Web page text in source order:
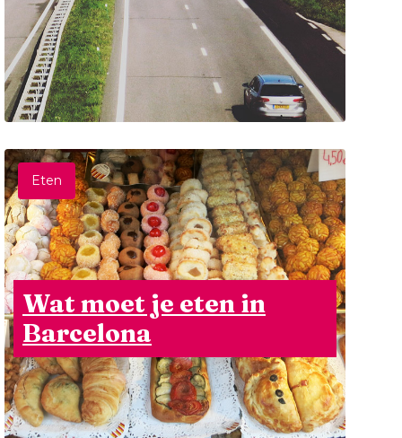
Eten
Wat moet je eten in
Barcelona